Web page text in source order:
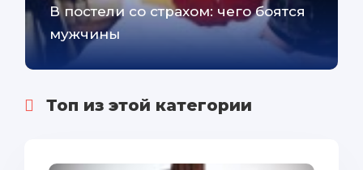
В постели со страхом: чего боятся
мужчины
Топ из этой категории